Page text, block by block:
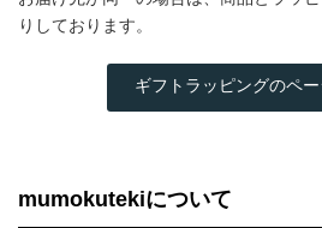
りしております。
ギフトラッピングのペ
mumokutekiについて